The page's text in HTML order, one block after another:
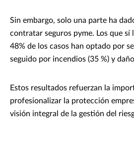
Sin embargo, solo una parte ha
contratar seguros pyme. Los que sí
48% de los casos han optado por
seguido por incendios (35 %) y
Estos resultados refuerzan la
profesionalizar la protección
visión integral de la gestión del